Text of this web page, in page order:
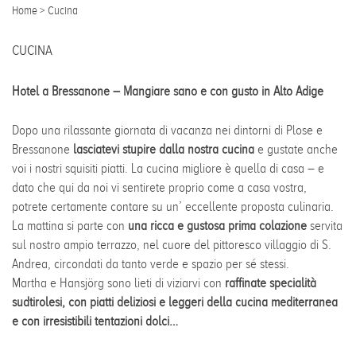
Home> Cucina
CUCINA
Hotel a Bressanone – Mangiare sano e con gusto in Alto Adige
Dopo una rilassante giornata di vacanza nei dintorni di Plose e
Bressanone lasciatevi stupire dalla nostra cucina e gustate anche
voi i nostri squisiti piatti. La cucina migliore è quella di casa – e
dato che qui da noi vi sentirete proprio come a casa vostra,
potrete certamente contare su un’ eccellente proposta culinaria.
La mattina si parte con una ricca e gustosa prima colazione servita
sul nostro ampio terrazzo, nel cuore del pittoresco villaggio di S.
Andrea, circondati da tanto verde e spazio per sé stessi.
Martha e Hansjörg sono lieti di viziarvi con raffinate specialità
sudtirolesi, con piatti deliziosi e leggeri della cucina mediterranea
e con irresistibili tentazioni dolci…